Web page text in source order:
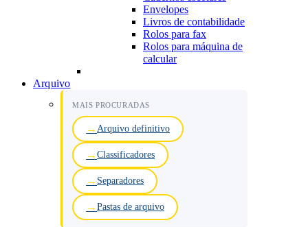
Envelopes
Livros de contabilidade
Rolos para fax
Rolos para máquina de
calcular
Arquivo
MAIS PROCURADAS
Arquivo definitivo
Classificadores
Separadores
Pastas de arquivo